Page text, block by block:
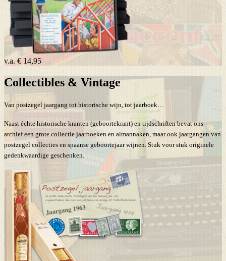
v.a.€ 14,95
Collectibles & Vintage
Van postzegel jaargang tot historische wijn, tot jaarboek…
Naast échte historische kranten (geboortekrant) en tijdschriften bevat ons
archief een grote collectie jaarboeken en almannaken, maar ook jaargangen van
postzegel collecties en spaanse geboortejaar wijnen. Stuk voor stuk originele
gedenkwaardige geschenken.